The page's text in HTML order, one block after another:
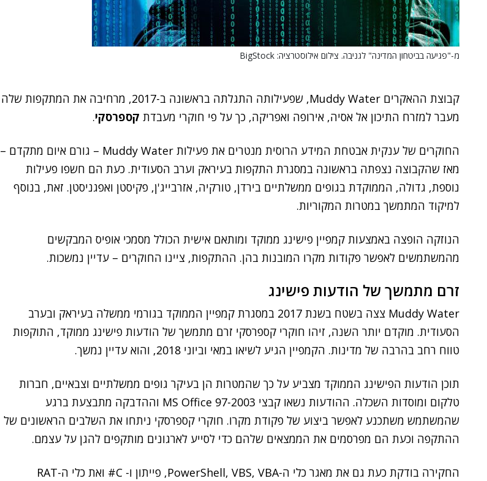
מ-"פגיעה בביטחון המדינה" לגניבה. צילום אילוסטרציה: BigStock
קבוצת ההאקרים Muddy Water, שפעילותה התגלתה בראשונה ב-2017, מרחיבה את המתקפות שלה
מעבר למזרח התיכון אל אסיה, אירופה ואפריקה, כך על פי חוקרי מעבדת קספרסקי.
החוקרים של ענקית אבטחת המידע הרוסית מנטרים את פעילות Muddy Water – גורם איום מתקדם –
מאז שהקבוצה נצפתה בראשונה במסגרת התקפות בעיראק וערב הסעודית. כעת הם חשפו פעילות
נוספת, גדולה, הממוקדת בגופים ממשלתיים בירדן, טורקיה, אזרבייג'ן, פקיסטן ואפגניסטן. זאת, בנוסף
למיקוד המתמשך במטרות המקוריות.
הנוזקה הופצה באמצעות קמפיין פישינג ממוקד ומותאם אישית הכולל מסמכי אופיס המבקשים
מהמשתמשים לאפשר פקודות מקרו המובנות בהן. ההתקפות, ציינו החוקרים – עדיין נמשכות.
זרם מתמשך של הודעות פישינג
Muddy Water צצה בשטח בשנת 2017 במסגרת קמפיין הממוקד בגורמי ממשלה בעיראק ובערב
הסעודית. מוקדם יותר השנה, זיהו חוקרי קספרסקי זרם מתמשך של הודעות פישינג ממוקד, התוקפות
טווח רחב בהרבה של מדינות. הקמפיין הגיע לשיאו במאי וביוני 2018, והוא עדיין נמשך.
תוכן הודעות הפישינג הממוקד מצביע על כך שהמטרות הן בעיקר גופים ממשלתיים וצבאיים, חברות
טלקום ומוסדות השכלה. ההודעות נשאו קבצי MS Office 97-2003 וההדבקה מתבצעת ברגע
שהמשתמש משתכנע לאפשר ביצוע של פקודת מקרו. חוקרי קספרסקי ניתחו את השלבים הראשונים של
ההתקפה וכעת הם מפרסמים את הממצאים שלהם כדי לסייע לארגונים מותקפים להגן על עצמם.
החקירה בודקת כעת גם את מאגר כלי ה-PowerShell, VBS, VBA, פייתון ו- C# ואת כלי ה-RAT